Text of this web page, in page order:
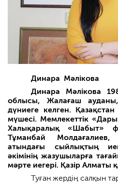
Динара Мәлікова
Динара Мәлікова
облысы, Жалағаш
дүниеге келген.
мүшесі. Мемлекеттік
Халықаралық «Шабыт»
Тұманбай Молдағалиев,
атындағы сыйлықтың
әкімінің жазушыларға
мәрте иегері. Қазір Алматы
Туған жердің салқын